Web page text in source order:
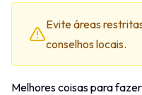
Evite áreas
conselhos locais.
Melhores coisas para fazer